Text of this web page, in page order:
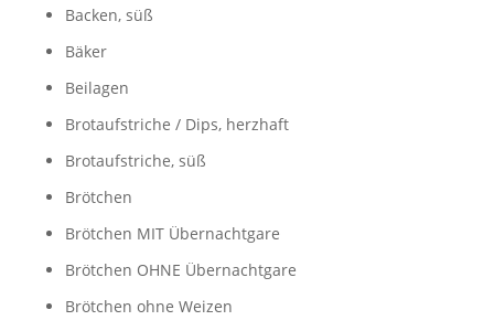
Backen, süß
Bäker
Beilagen
Brotaufstriche / Dips, herzhaft
Brotaufstriche, süß
Brötchen
Brötchen MIT Übernachtgare
Brötchen OHNE Übernachtgare
Brötchen ohne Weizen